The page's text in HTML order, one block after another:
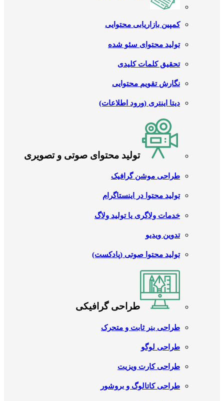
کمپین بازاریابی محتوایی
تولید محتوای سئو شده
تحقیق کلمات کلیدی
نگارش تقویم محتوایی
دیتا اینتری (ورود اطلاعات)
تولید محتوای صوتی و تصویری
طراحی موشن گرافیک
تولید محتوا در اینستاگرام
خدمات ولاگری یا تولید ولاگ
تدوین ویدیو
تولید محتوا صوتی (پادکست)
طراحی گرافیکی
طراحی بنر ثابت و متحرک
طراحی لوگو
طراحی کارت ویزیت
طراحی کاتالوگ و بروشور